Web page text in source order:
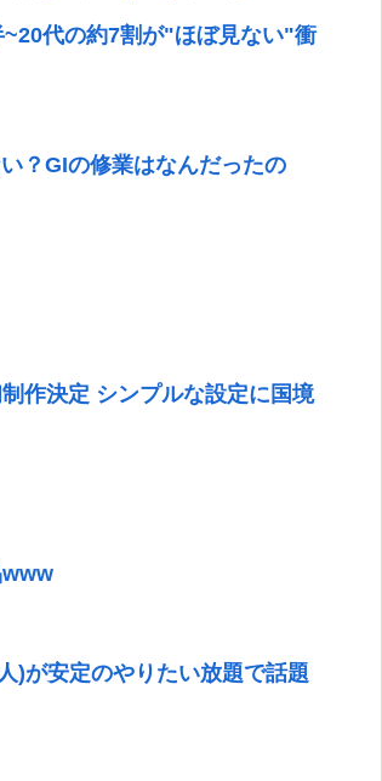
代の約7割が"ほぼ見ない"衝
？GIの修業はなんだったの
作決定 シンプルな設定に国境
www
)が安定のやりたい放題で話題